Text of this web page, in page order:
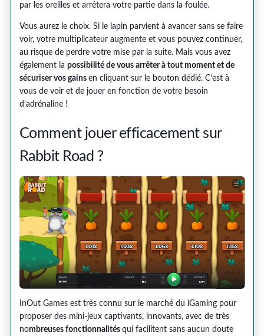
par les oreilles et arrêtera votre partie dans la foulée.
Vous aurez le choix. Si le lapin parvient à avancer sans se faire
voir, votre multiplicateur augmente et vous pouvez continuer,
au risque de perdre votre mise par la suite. Mais vous avez
également la possibilité de vous arrêter à tout moment et de
sécuriser vos gains en cliquant sur le bouton dédié. C’est à
vous de voir et de jouer en fonction de votre besoin
d’adrénaline !
Comment jouer efficacement sur
Rabbit Road ?
InOut Games est très connu sur le marché du iGaming pour
proposer des mini-jeux captivants, innovants, avec de très
nombreuses fonctionnalités qui facilitent sans aucun doute